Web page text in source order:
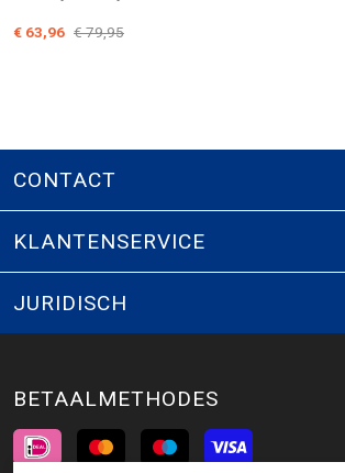
€ 63,96 € 79,95
CONTACT
KLANTENSERVICE
JURIDISCH
BETAALMETHODES